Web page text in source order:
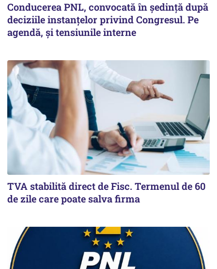
Conducerea PNL, convocată în ședință după
deciziile instanțelor privind Congresul. Pe
agendă, și tensiunile interne
TVA stabilită direct de Fisc. Termenul de 60
de zile care poate salva firma